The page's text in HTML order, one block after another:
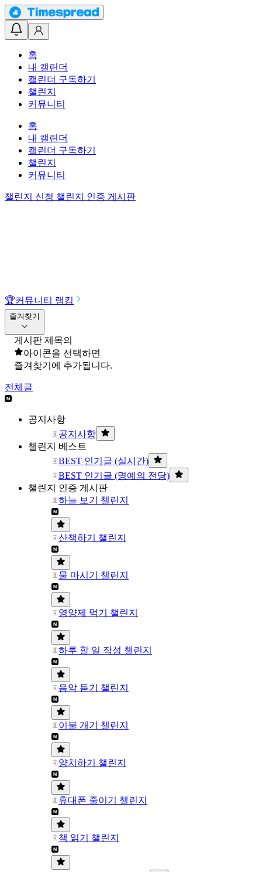
홈
내 캘린더
캘린더 구독하기
챌린지
커뮤니티
홈
내 캘린더
캘린더 구독하기
챌린지
커뮤니티
챌린지 신청 챌린지 인증 게시판
🏆커뮤니티 랭킹
즐겨찾기
게시판 제목의
아이콘을 선택하면
즐겨찾기에 추가됩니다.
전체글
공지사항
공지사항
챌린지 베스트
BEST 인기글 (실시간)
BEST 인기글 (명예의 전당)
챌린지 인증 게시판
하늘 보기 챌린지
산책하기 챌린지
물 마시기 챌린지
영양제 먹기 챌린지
하루 할 일 작성 챌린지
음악 듣기 챌린지
이불 개기 챌린지
양치하기 챌린지
휴대폰 줄이기 챌린지
책 읽기 챌린지